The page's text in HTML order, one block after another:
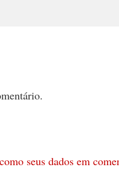
seus dados em